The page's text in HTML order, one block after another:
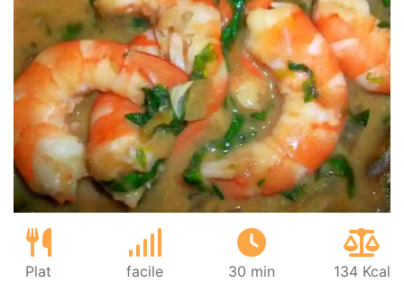
Plat facile 30 min 134 Kcal